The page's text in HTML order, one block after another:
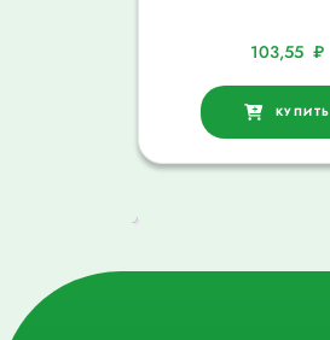
103,55 ₽
КУПИТЬ